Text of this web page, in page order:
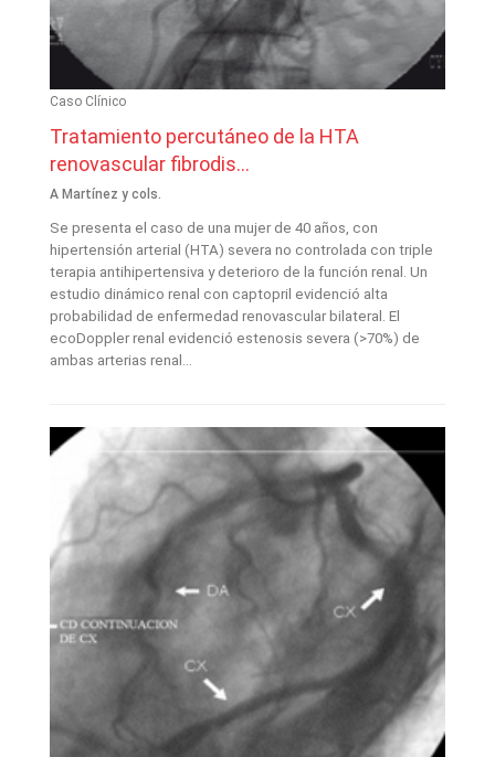
Caso Clínico
Tratamiento percutáneo de la HTA
renovascular fibrodis...
A Martínez y cols.
Se presenta el caso de una mujer de 40 años, con
hipertensión arterial (HTA) severa no controlada con triple
terapia antihipertensiva y deterioro de la función renal. Un
estudio dinámico renal con captopril evidenció alta
probabilidad de enfermedad renovascular bilateral. El
ecoDoppler renal evidenció estenosis severa (>70%) de
ambas arterias renal...